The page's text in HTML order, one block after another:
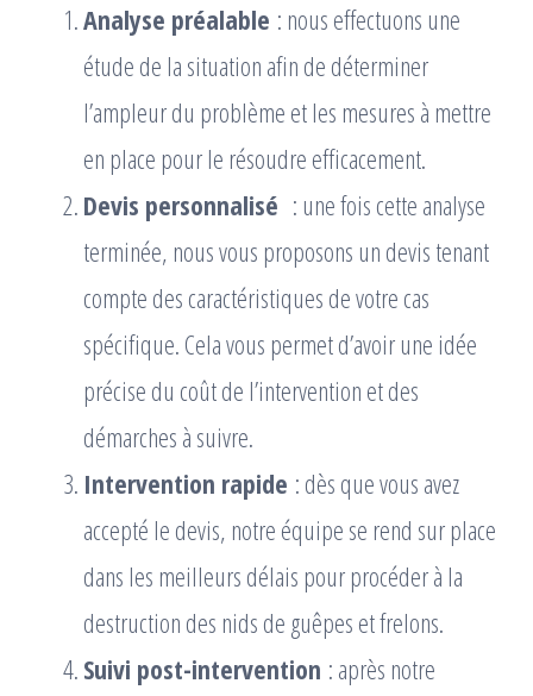
Analyse préalable : nous effectuons une
étude de la situation afin de déterminer
l’ampleur du problème et les mesures à mettre
en place pour le résoudre efficacement.
Devis personnalisé : une fois cette analyse
terminée, nous vous proposons un devis tenant
compte des caractéristiques de votre cas
spécifique. Cela vous permet d’avoir une idée
précise du coût de l’intervention et des
démarches à suivre.
Intervention rapide : dès que vous avez
accepté le devis, notre équipe se rend sur place
dans les meilleurs délais pour procéder à la
destruction des nids de guêpes et frelons.
Suivi post-intervention : après notre